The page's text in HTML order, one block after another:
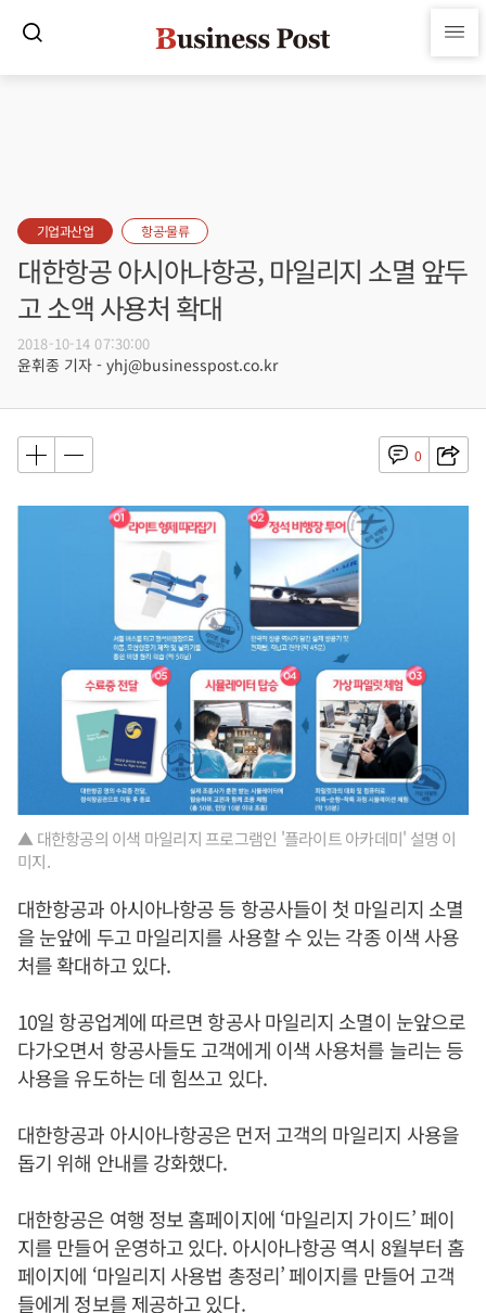
기업과산업 항공·물류
대한항공 아시아나항공, 마일리지 소멸 앞두
고 소액 사용처 확대
2018-10-14 07:30:00
윤휘종 기자 - yhj@businesspost.co.kr
0
▲ 대한항공의 이색 마일리지 프로그램인 '플라이트 아카데미' 설명 이
미지.
대한항공과 아시아나항공 등 항공사들이 첫 마일리지 소멸
을 눈앞에 두고 마일리지를 사용할 수 있는 각종 이색 사용
처를 확대하고 있다.
10일 항공업계에 따르면 항공사 마일리지 소멸이 눈앞으로
다가오면서 항공사들도 고객에게 이색 사용처를 늘리는 등
사용을 유도하는 데 힘쓰고 있다.
대한항공과 아시아나항공은 먼저 고객의 마일리지 사용을
돕기 위해 안내를 강화했다.
대한항공은 여행 정보 홈페이지에 ‘마일리지 가이드’ 페이
지를 만들어 운영하고 있다. 아시아나항공 역시 8월부터 홈
페이지에 ‘마일리지 사용법 총정리’ 페이지를 만들어 고객
들에게 정보를 제공하고 있다.